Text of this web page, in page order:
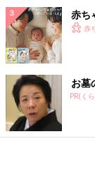
赤ち
赤
お墓
PR(く